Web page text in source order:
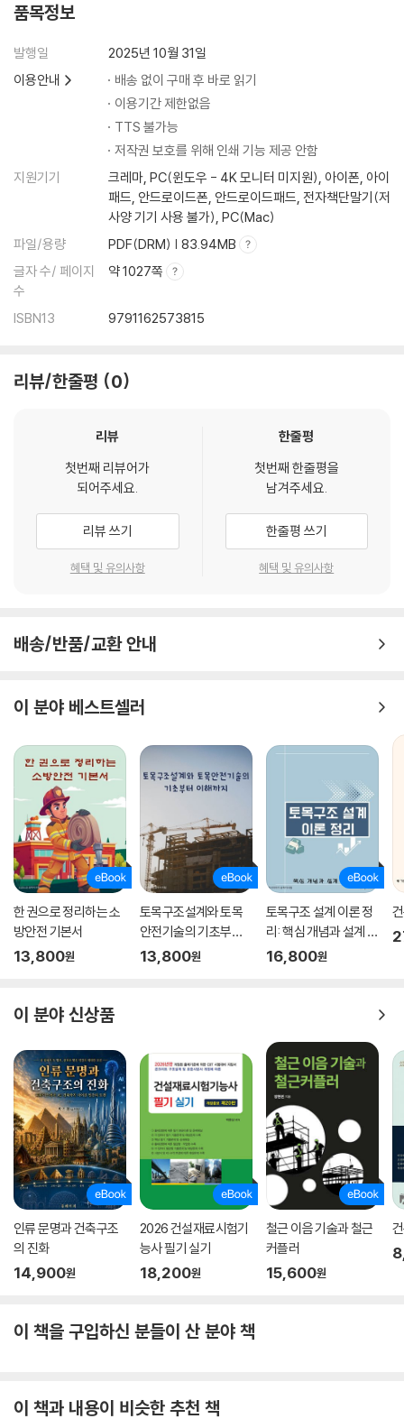
품목정보
발행일
2025년 10월 31일
이용안내
배송 없이 구매 후 바로 읽기
이용기간 제한없음
TTS 불가능
저작권 보호를 위해 인쇄 기능 제공 안함
지원기기
크레마, PC(윈도우 - 4K 모니터 미지원), 아이폰, 아이
패드, 안드로이드폰, 안드로이드패드, 전자책단말기(저
사양 기기 사용 불가), PC(Mac)
파일/용량
PDF(DRM) | 83.94MB
글자 수/ 페이지
수
약 1027쪽
ISBN13 9791162573815
리뷰/한줄평 0
리뷰
첫번째 리뷰어가
되어주세요.
리뷰 쓰기
혜택 및 유의사항
한줄평
첫번째 한줄평을
남겨주세요.
한줄평 쓰기
혜택 및 유의사항
배송/반품/교환 안내
이 분야 베스트셀러
한 권으로 정리하는 소
방안전 기본서
13,800원
토목구조설계와 토목
안전기술의 기초부터
이해까지
13,800원
토목구조 설계 이론 정
리: 핵심 개념과 설계 절
차
16,800원
이 분야 신상품
인류 문명과 건축구조
의 진화
14,900원
2026 건설재료시험기
능사 필기 실기
18,200원
철근 이음 기술과 철근
커플러
15,600원
이 책을 구입하신 분들이 산 분야 책
이 책과 내용이 비슷한 추천 책